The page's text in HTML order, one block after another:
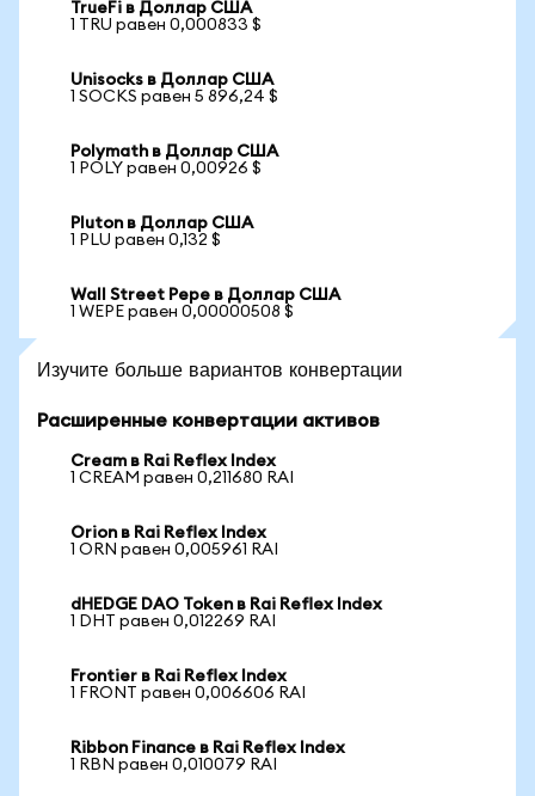
TrueFi в Доллар США
1 TRU равен 0,000833 $
Unisocks в Доллар США
1 SOCKS равен 5 896,24 $
Polymath в Доллар США
1 POLY равен 0,00926 $
Pluton в Доллар США
1 PLU равен 0,132 $
Wall Street Pepe в Доллар США
1 WEPE равен 0,00000508 $
Изучите больше вариантов конвертации
Расширенные конвертации активов
Cream в Rai Reflex Index
1 CREAM равен 0,211680 RAI
Orion в Rai Reflex Index
1 ORN равен 0,005961 RAI
dHEDGE DAO Token в Rai Reflex Index
1 DHT равен 0,012269 RAI
Frontier в Rai Reflex Index
1 FRONT равен 0,006606 RAI
Ribbon Finance в Rai Reflex Index
1 RBN равен 0,010079 RAI